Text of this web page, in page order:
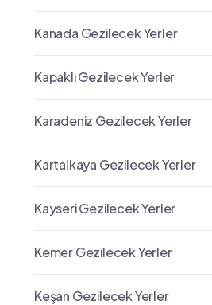
Kanada Gezilecek Yerler
Kapaklı Gezilecek Yerler
Karadeniz Gezilecek Yerler
Kartalkaya Gezilecek Yerler
Kayseri Gezilecek Yerler
Kemer Gezilecek Yerler
Keşan Gezilecek Yerler